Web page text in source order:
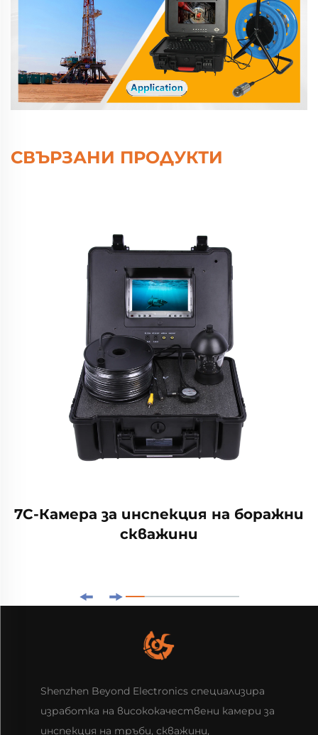
СВЪРЗАНИ ПРОДУКТИ
7C-Камера за инспекция на боражни
скважини
Shenzhen Beyond Electronics специализира
изработка на висококачествени камери за
инспекция на тръби, скважини,